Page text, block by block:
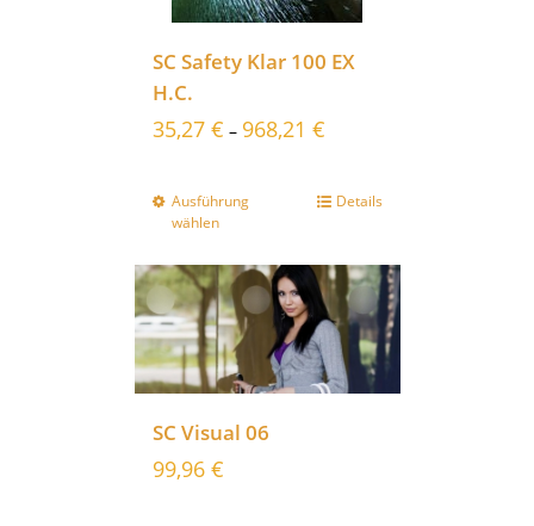
SC Safety Klar 100 EX
H.C.
35,27 € – 968,21 €
Ausführung
wählen
Details
SC Visual 06
99,96 €